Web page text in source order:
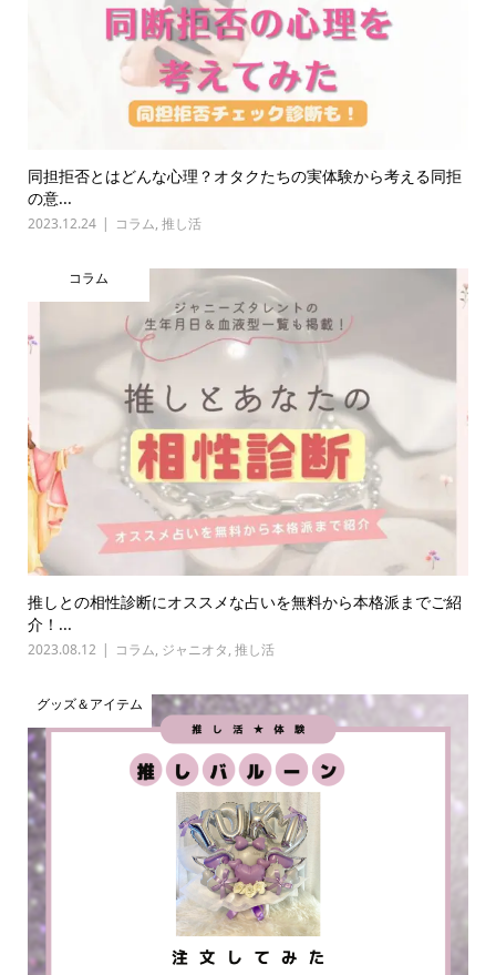
同担拒否とはどんな心理？オタクたちの実体験から考える同拒
の意...
2023.12.24 コラム, 推し活
コラム
推しとの相性診断にオススメな占いを無料から本格派までご紹
介！...
2023.08.12 コラム, ジャニオタ, 推し活
グッズ＆アイテム